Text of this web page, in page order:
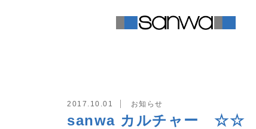
2017.10.01 お知らせ
sanwa カルチャー ☆☆